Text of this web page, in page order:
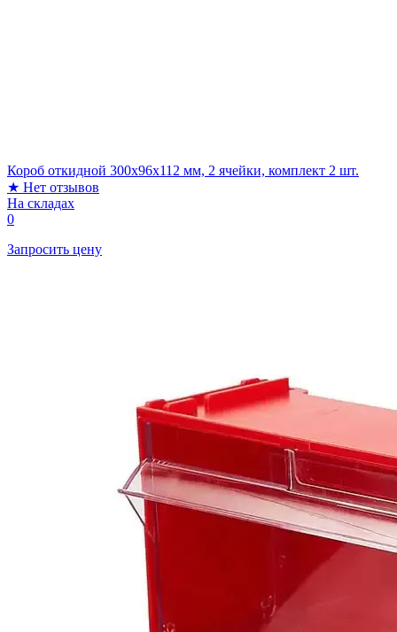
Короб откидной 300х96х112 мм, 2 ячейки, комплект 2 шт.
★ Нет отзывов
На складах
0
Запросить цену